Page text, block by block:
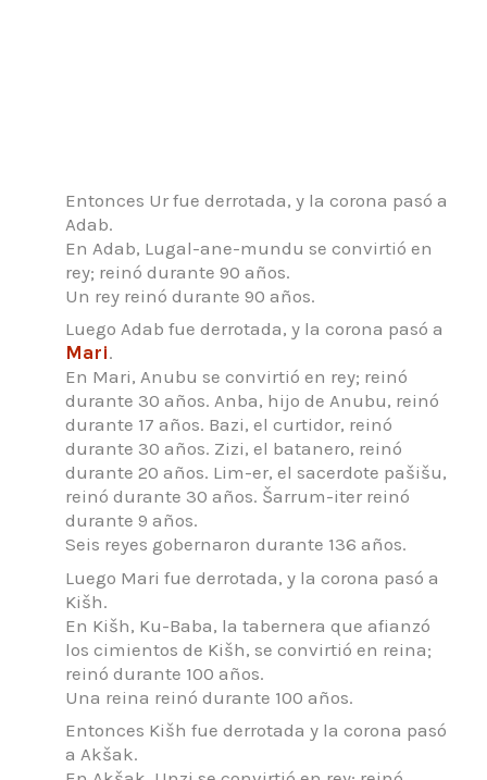
Entonces Ur fue derrotada, y la corona pasó a
Adab.
En Adab, Lugal-ane-mundu se convirtió en
rey; reinó durante 90 años.
Un rey reinó durante 90 años.
Luego Adab fue derrotada, y la corona pasó a
Mari.
En Mari, Anubu se convirtió en rey; reinó
durante 30 años. Anba, hijo de Anubu, reinó
durante 17 años. Bazi, el curtidor, reinó
durante 30 años. Zizi, el batanero, reinó
durante 20 años. Lim-er, el sacerdote pašišu,
reinó durante 30 años. Šarrum-iter reinó
durante 9 años.
Seis reyes gobernaron durante 136 años.
Luego Mari fue derrotada, y la corona pasó a
Kišh.
En Kišh, Ku-Baba, la tabernera que afianzó
los cimientos de Kišh, se convirtió en reina;
reinó durante 100 años.
Una reina reinó durante 100 años.
Entonces Kišh fue derrotada y la corona pasó
a Akšak.